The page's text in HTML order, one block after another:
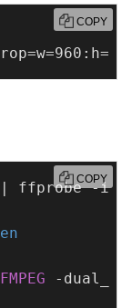
COPY
| ffprobe -i
-
COPY